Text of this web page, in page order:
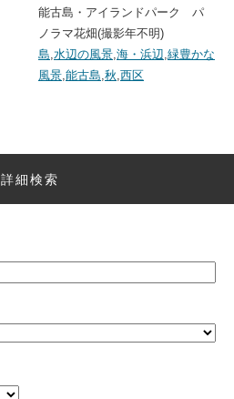
能古島・アイランドパーク パ
ノラマ花畑(撮影年不明)
島,水辺の風景,海・浜辺,緑豊かな
風景,能古島,秋,西区
詳細検索